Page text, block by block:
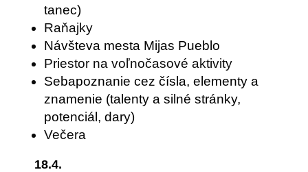
tanec)
Raňajky
Návšteva mesta Mijas Pueblo
Priestor na voľnočasové aktivity
Sebapoznanie cez čísla, elementy a
znamenie (talenty a silné stránky,
potenciál, dary)
Večera
18.4.